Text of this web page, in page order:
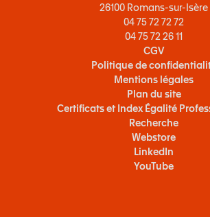
26100 Romans-sur-Isère
04 75 72 72 72
04 75 72 26 11
CGV
Politique de
Mentions légales
Plan du site
Certificats et Index Égalité
Recherche
Webstore
LinkedIn
YouTube